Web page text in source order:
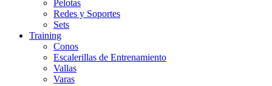
Pelotas
Redes y Soportes
Sets
Training
Conos
Escalerillas de Entrenamiento
Vallas
Varas